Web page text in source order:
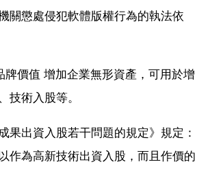
關懲處侵犯軟體版權行為的執法依
牌價值 增加企業無形資產，可用於增
技術入股等。
果出資入股若干問題的規定》規定：
作為高新技術出資入股，而且作價的